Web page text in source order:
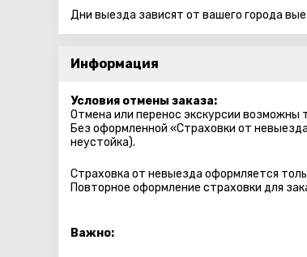
Дни выезда зависят от вашего города
Информация
Условия отмены заказа:
Отмена или перенос экскурсии возможны
Без оформленной «Страховки от
неустойка).
Страховка от невыезда оформляется
Повторное оформление страховки для
Важно: